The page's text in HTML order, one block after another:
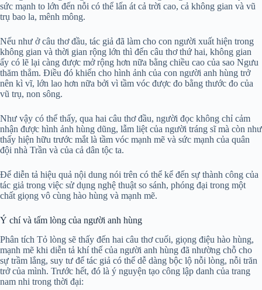
sức mạnh to lớn đến nỗi có thể lấn át cả trời cao, cả không gian và vũ
trụ bao la, mênh mông.
Nếu như ở câu thơ đầu, tác giả đã làm cho con người xuất hiện trong
không gian và thời gian rộng lớn thì đến câu thơ thứ hai, không gian
ấy có lẽ lại càng được mở rộng hơn nữa bằng chiều cao của sao Ngưu
thăm thẳm. Điều đó khiến cho hình ảnh của con người anh hùng trở
nên kì vĩ, lớn lao hơn nữa bởi vì tầm vóc được đo bằng thước đo của
vũ trụ, non sông.
Như vậy có thể thấy, qua hai câu thơ đầu, người đọc không chỉ cảm
nhận được hình ảnh hùng dũng, lẫm liệt của người tráng sĩ mà còn như
thấy hiện hữu trước mắt là tầm vóc mạnh mẽ và sức mạnh của quân
đội nhà Trần và của cả dân tộc ta.
Để diễn tả hiệu quả nội dung nói trên có thể kể đến sự thành công của
tác giả trong việc sử dụng nghệ thuật so sánh, phóng đại trong một
chất giọng vô cùng hào hùng và mạnh mẽ.
Ý chí và tấm lòng của người anh hùng
Phân tích Tỏ lòng sẽ thấy đến hai câu thơ cuối, giọng điệu hào hùng,
mạnh mẽ khi diễn tả khí thế của người anh hùng đã nhường chỗ cho
sự trầm lắng, suy tư để tác giả có thể dễ dàng bộc lộ nỗi lòng, nỗi trăn
trở của mình. Trước hết, đó là ý nguyện tạo công lập danh của trang
nam nhi trong thời đại: